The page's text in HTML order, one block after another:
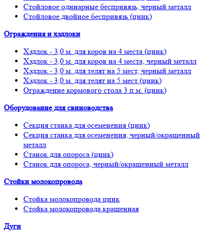
Стойловое одинарные беспривязь, черный металл
Стойловое двойное беспривязь (цинк)
Ограждения и хэдлоки
Хэдлок - 3,0 м. для коров на 4 места (цинк)
Хэдлок - 3,0 м. для коров на 4 места, черный металл
Хэдлок - 3,0 м. для телят на 5 мест, черный металл
Хэдлок - 3,0 м. для телят на 5 мест (цинк)
Ограждение кормового стола 3 п.м. (цинк)
Оборудование для свиноводства
Секция станка для осеменения (цинк)
Секция станка для осеменения, черный/окрашенный
металл
Станок для опороса (цинк)
Станок для опороса, черный/окрашенный металл
Стойки молокопровода
Стойка молокопровода цинк
Стойка молокопровода крашенная
Дуги